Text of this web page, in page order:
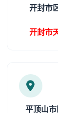
开封市
开封市
平顶山